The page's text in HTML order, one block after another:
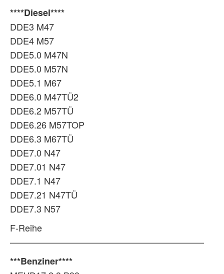
****Diesel****
DDE3 M47
DDE4 M57
DDE5.0 M47N
DDE5.0 M57N
DDE5.1 M67
DDE6.0 M47TÜ2
DDE6.2 M57TÜ
DDE6.26 M57TOP
DDE6.3 M67TÜ
DDE7.0 N47
DDE7.01 N47
DDE7.1 N47
DDE7.21 N47TÜ
DDE7.3 N57
F-Reihe
—————————————————————–
***Benziner****